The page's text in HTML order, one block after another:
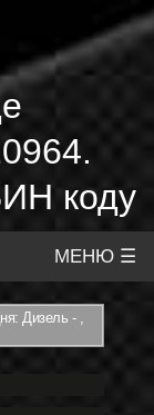
коду
МЕНЮ ☰
Дизель - ,